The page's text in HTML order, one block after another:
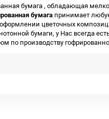
бумага , обладающая
бумага принимает
цветочных
бумаги, у Нас всегда
по производству